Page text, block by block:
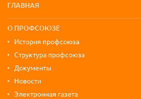
ГЛАВНАЯ
О ПРОФСОЮЗЕ
История профсоюза
Структура профсоюза
Документы
Новости
Электронная газета